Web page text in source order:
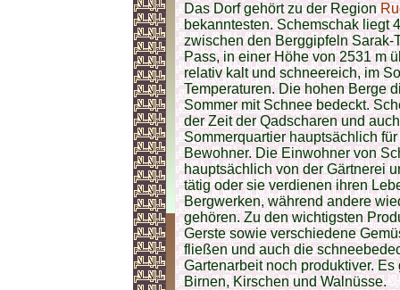
Das Dorf gehört zu der Region
bekanntesten. Schemschak liegt
zwischen den Berggipfeln
Pass, in einer Höhe von 2531 m
relativ kalt und schneereich, im
Temperaturen. Die hohen Berge
Sommer mit Schnee bedeckt.
der Zeit der Qadscharen und
Sommerquartier hauptsächlich
Bewohner. Die Einwohner von
hauptsächlich von der Gärtnerei
tätig oder sie verdienen ihren
Bergwerken, während andere
gehören. Zu den wichtigsten
Gerste sowie verschiedene
fließen und auch die
Gartenarbeit noch produktiver.
Birnen, Kirschen und Walnüsse.